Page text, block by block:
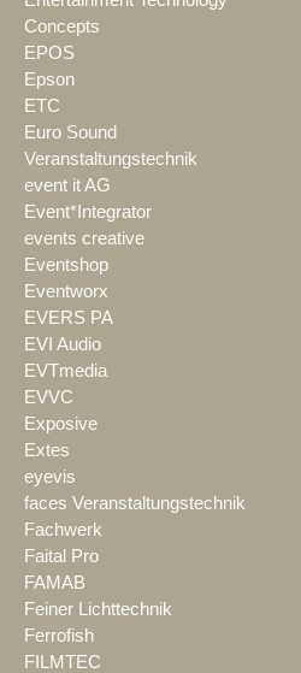
Concepts
EPOS
Epson
ETC
Euro Sound
Veranstaltungstechnik
event it AG
Event*Integrator
events creative
Eventshop
Eventworx
EVERS PA
EVI Audio
EVTmedia
EVVC
Exposive
Extes
eyevis
faces Veranstaltungstechnik
Fachwerk
Faital Pro
FAMAB
Feiner Lichttechnik
Ferrofish
FILMTEC